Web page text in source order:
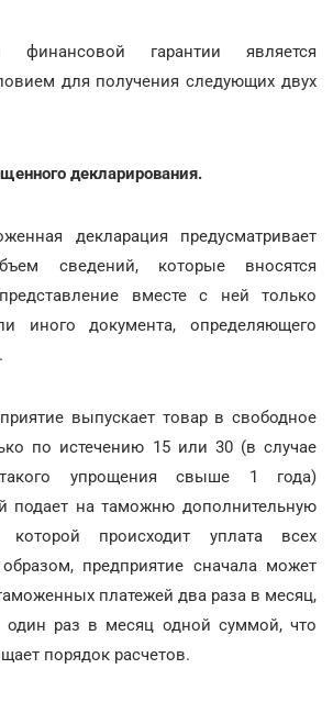
финансовой гарантии является
для получения следующих двух
декларирования.
декларация предусматривает
сведений, которые вносятся
вместе с ней только
иного документа, определяющего
выпускает товар в свободное
по истечению 15 или 30 (в случае
такого упрощения свыше 1 года)
подает на таможню дополнительную
происходит уплата всех
предприятие сначала может
платежей два раза в месяц,
один раз в месяц одной суммой, что
порядок расчетов.